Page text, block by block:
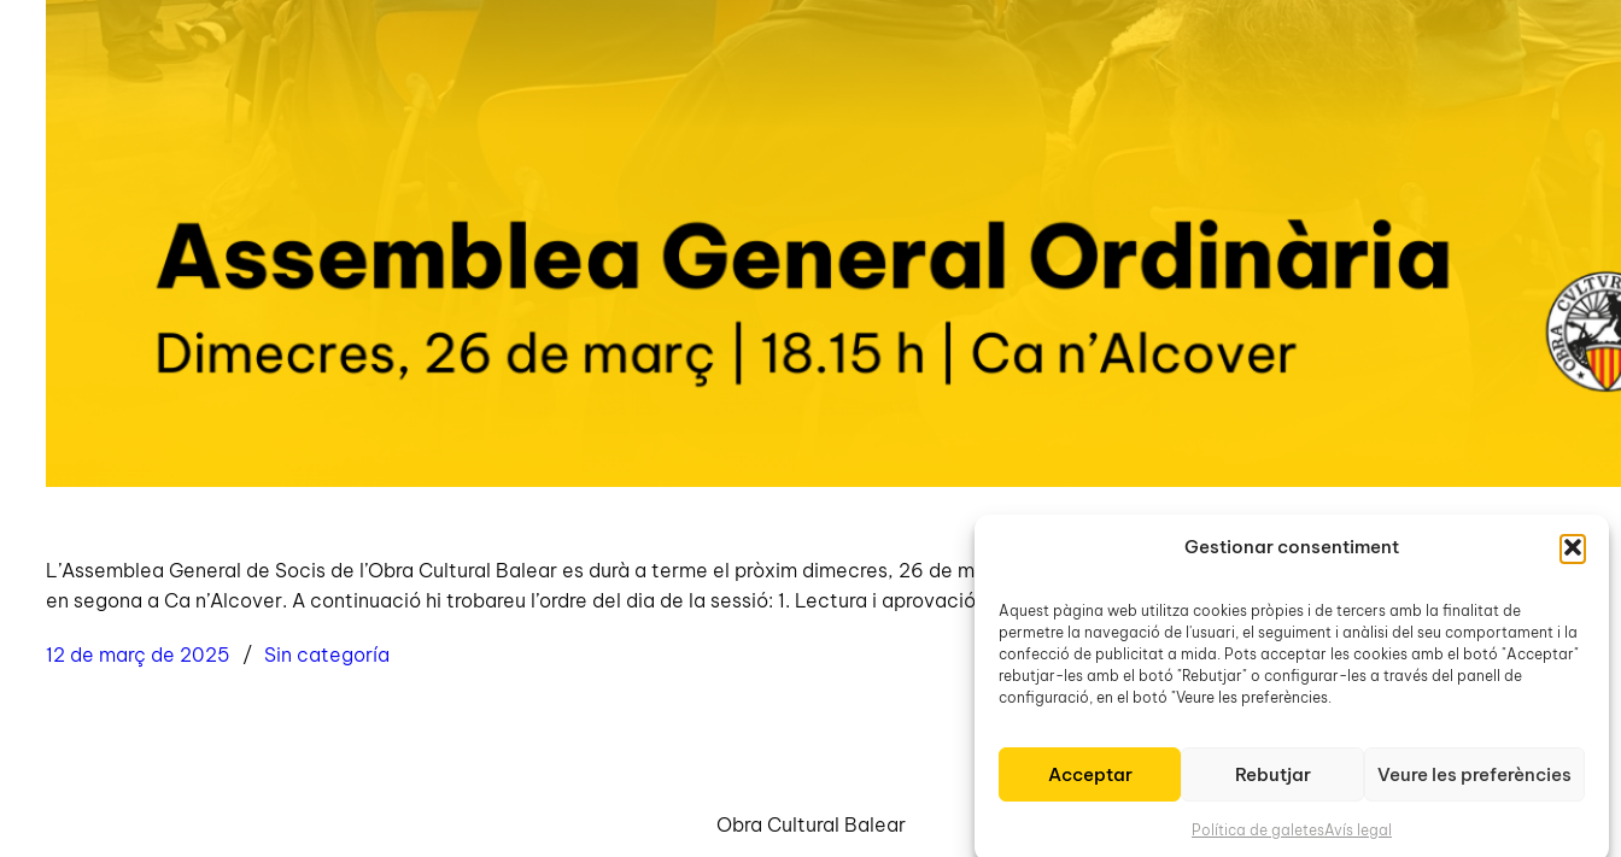
Gestionar consentiment
Aquest pàgina web utilitza cookies pròpies i de tercers amb la finalitat de
permetre la navegació de l'usuari, el seguiment i anàlisi del seu comportament i la
confecció de publicitat a mida. Pots acceptar les cookies amb el botó "Acceptar"
rebutjar-les amb el botó "Rebutjar" o configurar-les a través del panell de
configuració, en el botó "Veure les preferències.
Acceptar Rebutjar Veure les preferències
Política de galetesAvís legal
L’Assemblea General de Socis de l’Obra Cultural Balear es durà a terme el pròxim dimecres, 26 de març de 2025, a les 18.15 h en primera convocatòria i a les 18.30 h
en segona a Ca n’Alcover. A continuació hi trobareu l’ordre del dia de la sessió: 1. Lectura i aprovació de l’acta anterior2. Memòria d’activitats del 20243. Estat de…
12 de març de 2025 Sin categoría
Obra Cultural Balear